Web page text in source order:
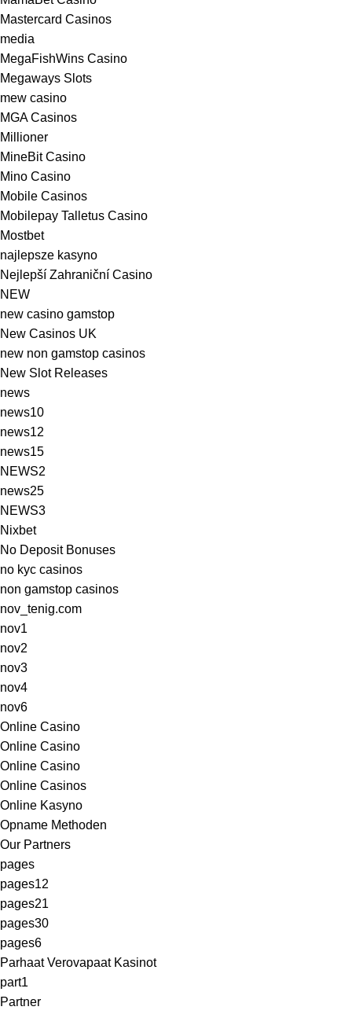
Mastercard Casinos
media
MegaFishWins Casino
Megaways Slots
mew casino
MGA Casinos
Millioner
MineBit Casino
Mino Casino
Mobile Casinos
Mobilepay Talletus Casino
Mostbet
najlepsze kasyno
Nejlepší Zahraniční Casino
NEW
new casino gamstop
New Casinos UK
new non gamstop casinos
New Slot Releases
news
news10
news12
news15
NEWS2
news25
NEWS3
Nixbet
No Deposit Bonuses
no kyc casinos
non gamstop casinos
nov_tenig.com
nov1
nov2
nov3
nov4
nov6
Online Casino
Online Casino
Online Casino
Online Casinos
Online Kasyno
Opname Methoden
Our Partners
pages
pages12
pages21
pages30
pages6
Parhaat Verovapaat Kasinot
part1
Partner